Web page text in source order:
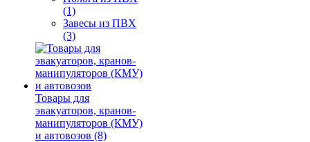
(1)
Завесы из ПВХ
(3)
Товары для
эвакуаторов, кранов-
манипуляторов (КМУ)
и автовозов (8)